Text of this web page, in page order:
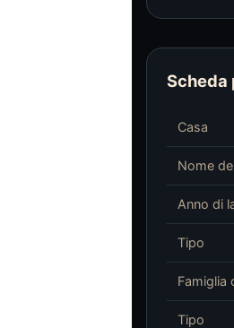
Scheda
Casa
Nome
Anno di
Tipo
Famiglia
Tipo